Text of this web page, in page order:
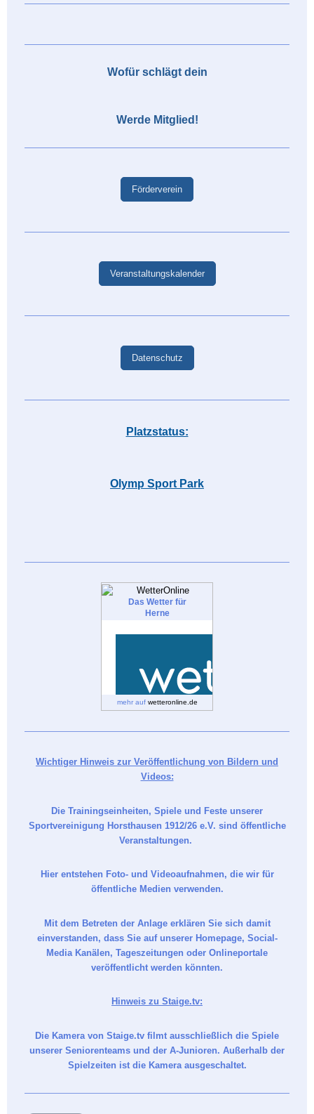
Wofür schlägt dein
Werde Mitglied!
Förderverein
Veranstaltungskalender
Datenschutz
Platzstatus:
Olymp Sport Park
Das Wetter für
Herne
mehr auf wetteronline.de
Wichtiger Hinweis zur Veröffentlichung von Bildern und
Videos:
Die Trainingseinheiten, Spiele und Feste unserer
Sportvereinigung Horsthausen 1912/26 e.V. sind öffentliche
Veranstaltungen.
Hier entstehen Foto- und Videoaufnahmen, die wir für
öffentliche Medien verwenden.
Mit dem Betreten der Anlage erklären Sie sich damit
einverstanden, dass Sie auf unserer Homepage, Social-
Media Kanälen, Tageszeitungen oder Onlineportale
veröffentlicht werden könnten.
Hinweis zu Staige.tv:
Die Kamera von Staige.tv filmt ausschließlich die Spiele
unserer Seniorenteams und der A-Junioren. Außerhalb der
Spielzeiten ist die Kamera ausgeschaltet.